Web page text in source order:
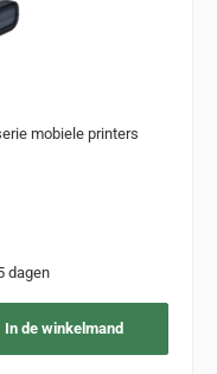
mobiele printers
dagen
In de winkelmand